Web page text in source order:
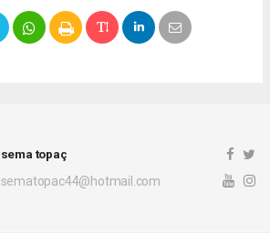
sema topaç
sematopac44@hotmail.com